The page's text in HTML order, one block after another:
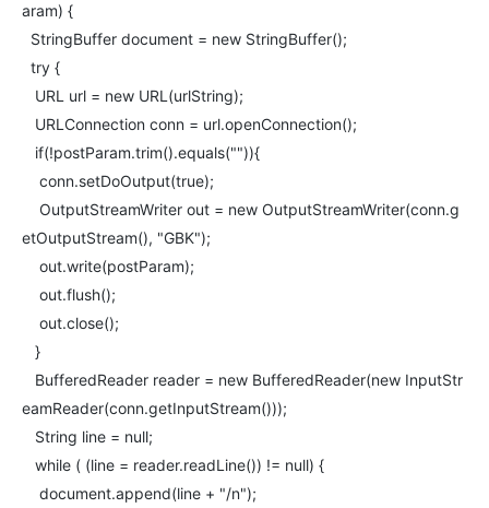
aram) {
StringBuffer document = new StringBuffer();
try {
URL url = new URL(urlString);
URLConnection conn = url.openConnection();
if(!postParam.trim().equals("")){
conn.setDoOutput(true);
OutputStreamWriter out = new OutputStreamWriter(conn.g
etOutputStream(), "GBK");
out.write(postParam);
out.flush();
out.close();
}
BufferedReader reader = new BufferedReader(new InputStr
eamReader(conn.getInputStream()));
String line = null;
while ( (line = reader.readLine()) != null) {
document.append(line + "/n");